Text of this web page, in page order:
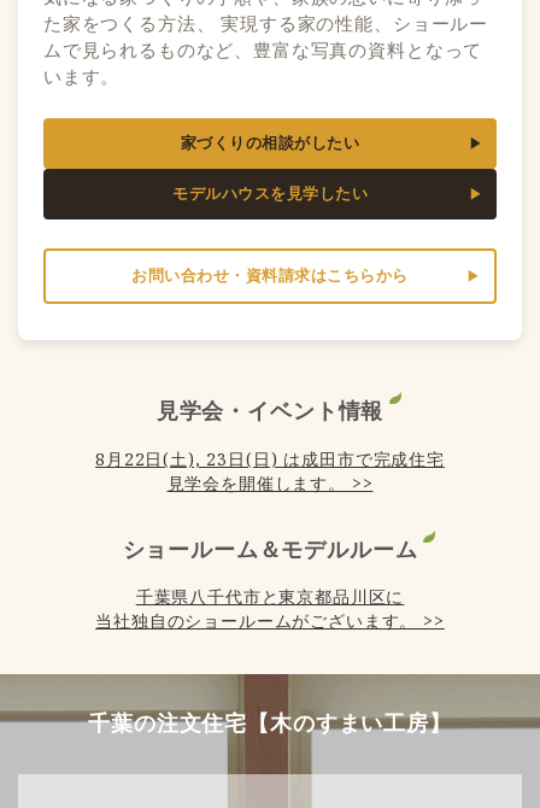
た家をつくる方法、 実現する家の性能、ショールー
ムで見られるものなど、豊富な写真の資料となって
います。
家づくりの相談がしたい
モデルハウスを見学したい
お問い合わせ・資料請求はこちらから
見学会・イベント情報
8月22日(土), 23日(日) は成田市で完成住宅
見学会を開催します。 >>
ショールーム＆モデルルーム
千葉県八千代市と東京都品川区に
当社独自のショールームがございます。 >>
千葉の注文住宅【木のすまい工房】